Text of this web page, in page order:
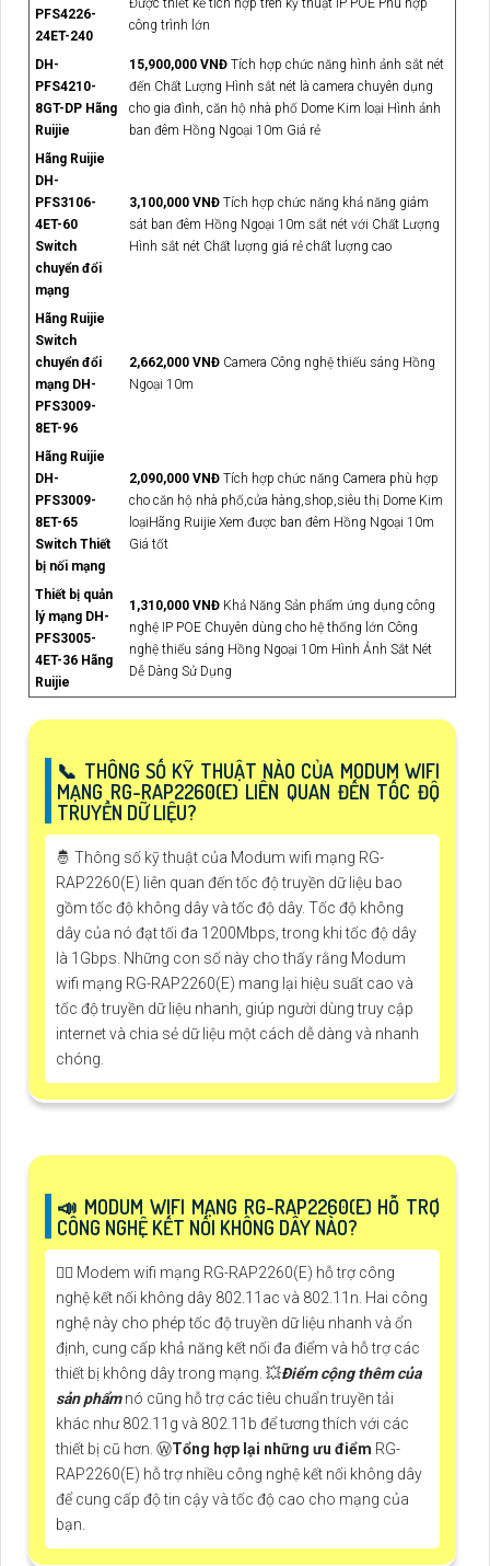
PFS4226-
24ET-240
công trình lớn
DH-
PFS4210-
8GT-DP Hãng
Ruijie
15,900,000 VNĐ Tích hợp chức năng hình ảnh sắt nét
đến Chất Lượng Hình sắt nét là camera chuyên dụng
cho gia đình, căn hộ nhà phố Dome Kim loại Hình ảnh
ban đêm Hồng Ngoại 10m Giá rẻ
Hãng Ruijie
DH-
PFS3106-
4ET-60
Switch
chuyển đổi
mạng
3,100,000 VNĐ Tích hợp chức năng khả năng giám
sát ban đêm Hồng Ngoại 10m sắt nét với Chất Lượng
Hình sắt nét Chất lượng giá rẻ chất lượng cao
Hãng Ruijie
Switch
chuyển đổi
mạng DH-
PFS3009-
8ET-96
2,662,000 VNĐ Camera Công nghệ thiếu sáng Hồng
Ngoại 10m
Hãng Ruijie
DH-
PFS3009-
8ET-65
Switch Thiết
bị nối mạng
2,090,000 VNĐ Tích hợp chức năng Camera phù hợp
cho căn hộ nhà phố,cửa hàng,shop,siêu thị Dome Kim
loạiHãng Ruijie Xem được ban đêm Hồng Ngoại 10m
Giá tốt
Thiết bị quản
lý mạng DH-
PFS3005-
4ET-36 Hãng
Ruijie
1,310,000 VNĐ Khả Năng Sản phẩm ứng dụng công
nghệ IP POE Chuyên dùng cho hệ thống lớn Công
nghệ thiếu sáng Hồng Ngoại 10m Hình Ảnh Sắt Nét
Dễ Dàng Sử Dụng
📞 THÔNG SỐ KỸ THUẬT NÀO CỦA MODUM WIFI
MẠNG RG-RAP2260(E) LIÊN QUAN ĐẾN TỐC ĐỘ
TRUYỀN DỮ LIỆU?
🤴 Thông số kỹ thuật của Modum wifi mạng RG-
RAP2260(E) liên quan đến tốc độ truyền dữ liệu bao
gồm tốc độ không dây và tốc độ dây. Tốc độ không
dây của nó đạt tối đa 1200Mbps, trong khi tốc độ dây
là 1Gbps. Những con số này cho thấy rằng Modum
wifi mạng RG-RAP2260(E) mang lại hiệu suất cao và
tốc độ truyền dữ liệu nhanh, giúp người dùng truy cập
internet và chia sẻ dữ liệu một cách dễ dàng và nhanh
chóng.
📣 MODUM WIFI MẠNG RG-RAP2260(E) HỖ TRỢ
CÔNG NGHỆ KẾT NỐI KHÔNG DÂY NÀO?
🙆‍♀️ Modem wifi mạng RG-RAP2260(E) hỗ trợ công
nghệ kết nối không dây 802.11ac và 802.11n. Hai công
nghệ này cho phép tốc độ truyền dữ liệu nhanh và ổn
định, cung cấp khả năng kết nối đa điểm và hỗ trợ các
thiết bị không dây trong mạng. 💥Điểm cộng thêm của
sản phẩmnó cũng hỗ trợ các tiêu chuẩn truyền tải
khác như 802.11g và 802.11b để tương thích với các
thiết bị cũ hơn. ⓌTổng hợp lại những ưu điểm RG-
RAP2260(E) hỗ trợ nhiều công nghệ kết nối không dây
để cung cấp độ tin cậy và tốc độ cao cho mạng của
bạn.